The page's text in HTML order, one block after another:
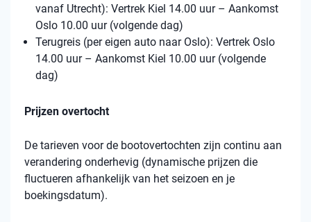
vanaf Utrecht): Vertrek Kiel 14.00 uur – Aankomst
Oslo 10.00 uur (volgende dag)
Terugreis (per eigen auto naar Oslo): Vertrek Oslo
14.00 uur – Aankomst Kiel 10.00 uur (volgende
dag)
Prijzen overtocht
De tarieven voor de bootovertochten zijn continu aan
verandering onderhevig (dynamische prijzen die
fluctueren afhankelijk van het seizoen en je
boekingsdatum).